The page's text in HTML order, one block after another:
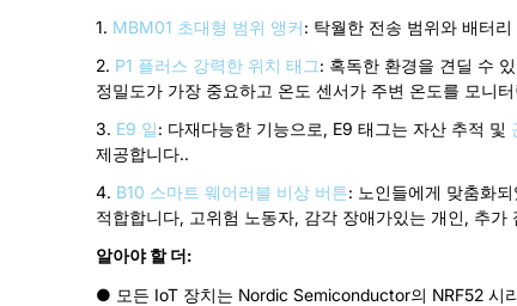
1. MBM01 초대형 범위 앵커: 탁월한 전송 범위와 배터
2. P1 플러스 강력한 위치 태그: 혹독한 환경을 견딜 수
정밀도가 가장 중요하고 온도 센서가 주변 온도를 모니
3. E9 일: 다재다능한 기능으로, E9 태그는 자산 추적 및
제공합니다..
4. B10 스마트 웨어러블 비상 버튼: 노인들에게 맞춤화
적합합니다, 고위험 노동자, 감각 장애가있는 개인, 추
알아야 할 더:
● 모든 IoT 장치는 Nordic Semiconductor의 NRF52 시